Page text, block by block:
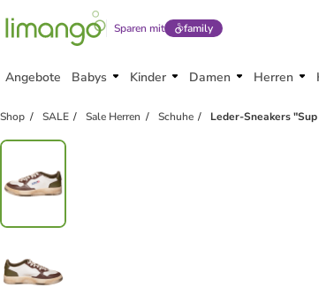
Sparen mit family
Angebote Babys Kinder Damen Herren
Shop SALE Sale Herren Schuhe Leder-Sneakers